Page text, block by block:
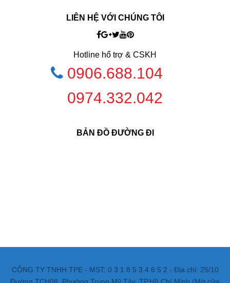
LIÊN HỆ VỚI CHÚNG TÔI
Hotline hổ trợ & CSKH
0906.688.104
0974.332.042
BẢN ĐỒ ĐƯỜNG ĐI
CÔNG TY TNHH TPE - MST: 0 3 1 8 5 3 4 6 5 2 - Địa chỉ: 25/10